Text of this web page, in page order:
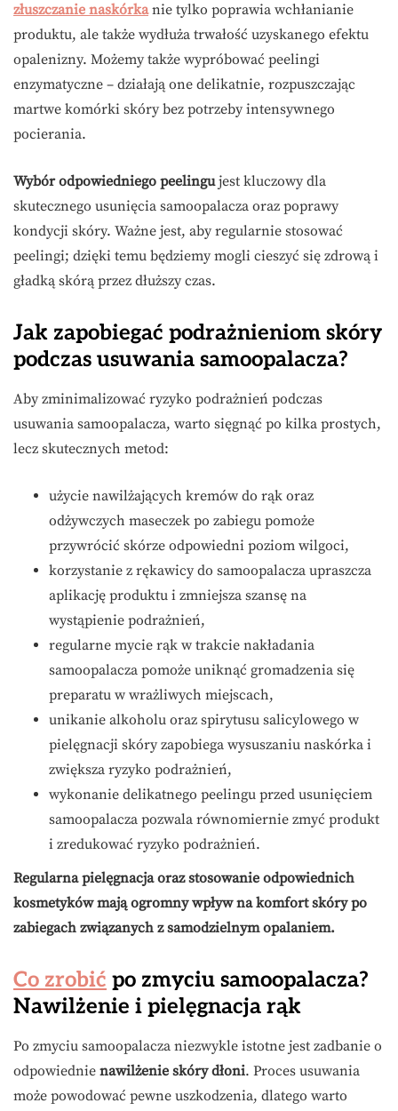
złuszczanie naskórkanie tylko poprawia wchłanianie
produktu, ale także wydłuża trwałość uzyskanego efektu
opalenizny. Możemy także wypróbować peelingi
enzymatyczne – działają one delikatnie, rozpuszczając
martwe komórki skóry bez potrzeby intensywnego
pocierania.
Wybór odpowiedniego peelingujest kluczowy dla
skutecznego usunięcia samoopalacza oraz poprawy
kondycji skóry. Ważne jest, aby regularnie stosować
peelingi; dzięki temu będziemy mogli cieszyć się zdrową i
gładką skórą przez dłuższy czas.
Jak zapobiegać podrażnieniom skóry
podczas usuwania samoopalacza?
Aby zminimalizować ryzyko podrażnień podczas
usuwania samoopalacza, warto sięgnąć po kilka prostych,
lecz skutecznych metod:
użycie nawilżających kremów do rąk oraz
odżywczych maseczek po zabiegu pomoże
przywrócić skórze odpowiedni poziom wilgoci,
korzystanie z rękawicy do samoopalacza upraszcza
aplikację produktu i zmniejsza szansę na
wystąpienie podrażnień,
regularne mycie rąk w trakcie nakładania
samoopalacza pomoże uniknąć gromadzenia się
preparatu w wrażliwych miejscach,
unikanie alkoholu oraz spirytusu salicylowego w
pielęgnacji skóry zapobiega wysuszaniu naskórka i
zwiększa ryzyko podrażnień,
wykonanie delikatnego peelingu przed usunięciem
samoopalacza pozwala równomiernie zmyć produkt
i zredukować ryzyko podrażnień.
Regularna pielęgnacja oraz stosowanie odpowiednich
kosmetyków mają ogromny wpływ na komfort skóry po
zabiegach związanych z samodzielnym opalaniem.
Co zrobić po zmyciu samoopalacza?
Nawilżenie i pielęgnacja rąk
Po zmyciu samoopalacza niezwykle istotne jest zadbanie o
odpowiednie nawilżenie skóry dłoni. Proces usuwania
może powodować pewne uszkodzenia, dlatego warto